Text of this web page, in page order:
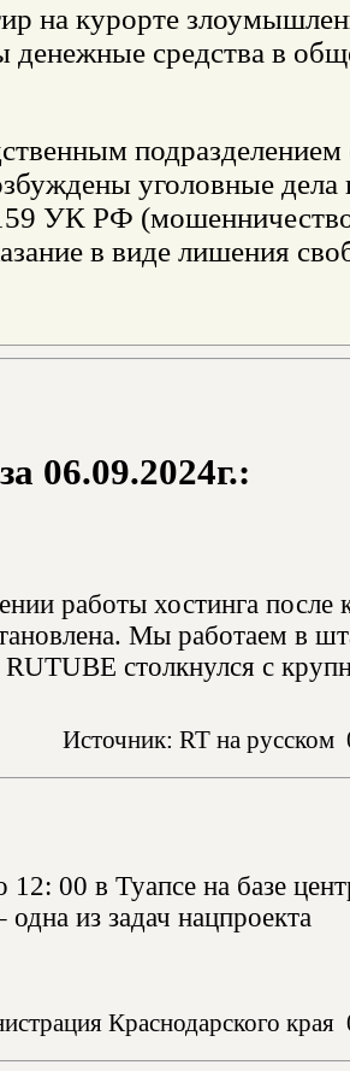
на курорте
денежные средства в
подразделением
уголовные дела
159 УК РФ
в виде лишения
06.09.2024г.:
работы хостинга после
Мы работаем в
столкнулся с
Источник: RT на русском
00 в Туапсе на базе
из задач нацпроекта
Краснодарского края